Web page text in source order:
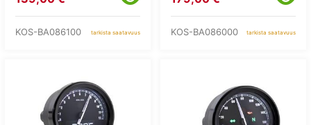
KOS-BA086100 tarkista saatavuus KOS-BA086000 tarkista saatavuus